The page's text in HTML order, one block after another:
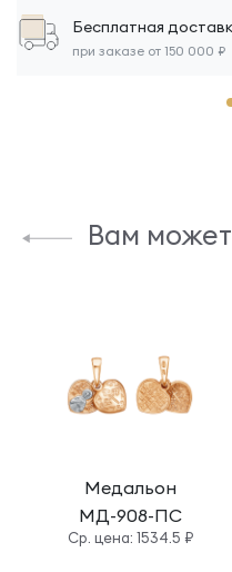
Бесплатная
при заказе от 150 000 ₽
Вам
Медальон
МД-908-ПС
Cр. цена: 1534.5 ₽